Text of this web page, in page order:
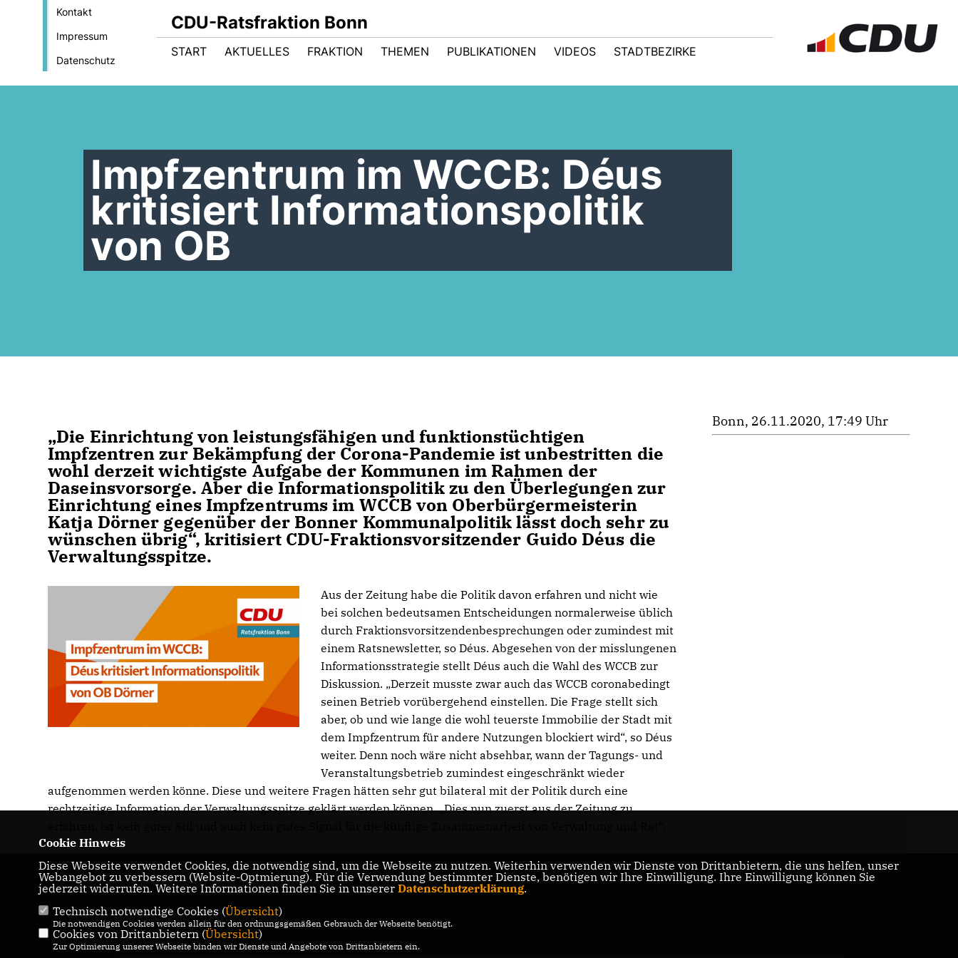
Kontakt
Impressum
Datenschutz
CDU-Ratsfraktion Bonn
START AKTUELLES FRAKTION THEMEN PUBLIKATIONEN VIDEOS STADTBEZIRKE
Impfzentrum im WCCB: Déus
kritisiert Informationspolitik
von OB
Die Einrichtung von leistungsfähigen und funktionstüchtigen
Impfzentren zur Bekämpfung der Corona-Pandemie ist unbestritten die
wohl derzeit wichtigste Aufgabe der Kommunen im Rahmen der
Daseinsvorsorge. Aber die Informationspolitik zu den Überlegungen zur
Einrichtung eines Impfzentrums im WCCB von Oberbürgermeisterin
Katja Dörner gegenüber der Bonner Kommunalpolitik lässt doch sehr zu
wünschen übrig“, kritisiert CDU-Fraktionsvorsitzender Guido Déus die
Verwaltungsspitze.
Aus der Zeitung habe die Politik davon erfahren und nicht wie
bei solchen bedeutsamen Entscheidungen normalerweise üblich
durch Fraktionsvorsitzendenbesprechungen oder zumindest mit
einem Ratsnewsletter, so Déus. Abgesehen von der misslungenen
Informationsstrategie stellt Déus auch die Wahl des WCCB zur
Diskussion. „Derzeit musste zwar auch das WCCB coronabedingt
seinen Betrieb vorübergehend einstellen. Die Frage stellt sich
aber, ob und wie lange die wohl teuerste Immobilie der Stadt mit
dem Impfzentrum für andere Nutzungen blockiert wird“, so Déus
weiter. Denn noch wäre nicht absehbar, wann der Tagungs- und
Veranstaltungsbetrieb zumindest eingeschränkt wieder
aufgenommen werden könne. Diese und weitere Fragen hätten sehr gut bilateral mit der Politik durch eine
rechtzeitige Information der Verwaltungsspitze geklärt werden können. „Dies nun zuerst aus der Zeitung zu
so Déus.
Bonn, 26.11.2020, 17:49 Uhr
CDU-Fraktion in Rat der Bundesstadt Bonn
IMPRESSUM
DATENSCHUTZ
KONTAKT
Cookie Hinweis
Diese Webseite verwendet Cookies, die notwendig sind, um die Webseite zu nutzen. Weiterhin verwenden wir Dienste von Drittanbietern, die uns helfen, unser
Webangebot zu verbessern (Website-Optmierung). Für die Verwendung bestimmter Dienste, benötigen wir Ihre Einwilligung. Ihre Einwilligung können Sie
jederzeit widerrufen. Weitere Informationen finden Sie in unserer Datenschutzerklärung.
Technisch notwendige Cookies (Übersicht)
Die notwendigen Cookies werden allein für den ordnungsgemäßen Gebrauch der Webseite benötigt.
Cookies von Drittanbietern (Übersicht)
Zur Optimierung unserer Webseite binden wir Dienste und Angebote von Drittanbietern ein.